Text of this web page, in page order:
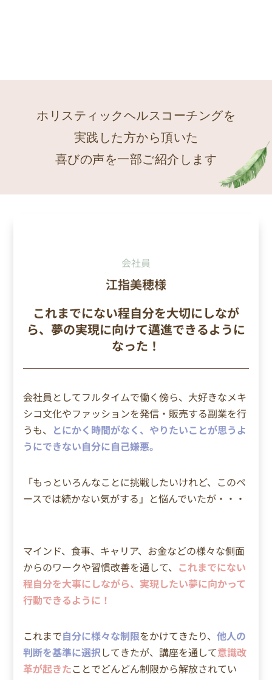
ホリスティックヘルスコーチングを
実践した方から頂いた
喜びの声を一部ご紹介します
会社員
江指美穂様
これまでにない程自分を大切にしなが
ら、夢の実現に向けて邁進できるように
なった！
会社員としてフルタイムで働く傍ら、大好きなメキ
シコ文化やファッションを発信・販売する副業を行
うも、 とにかく時間がなく、やりたいことが思うよ
うにできない自分に自己嫌悪。
「もっといろんなことに挑戦したいけれど、このペ
ースでは続かない気がする」と悩んでいたが・・・
マインド、食事、キャリア、お金などの様々な側面
からのワークや習慣改善を通して、 これまでにない
程自分を大事にしながら、実現したい夢に向かって
行動できるように！
これまで自分に様々な制限をかけてきたり、他人の
判断を基準に選択してきたが、講座を通して意識改
革が起きたことでどんどん制限から解放されてい